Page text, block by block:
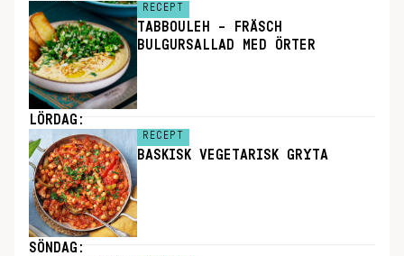
RECEPT
TABBOULEH – FRÄSCH
BULGURSALLAD MED ÖRTER
LÖRDAG:
RECEPT
BASKISK VEGETARISK GRYTA
SÖNDAG: